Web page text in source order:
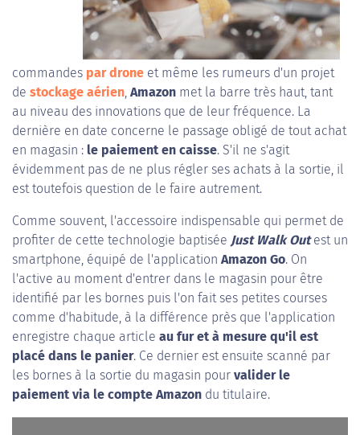
commandes par drone et même les rumeurs d'un projet
de stockage aérien, Amazon met la barre très haut, tant
au niveau des innovations que de leur fréquence. La
dernière en date concerne le passage obligé de tout achat
en magasin : le paiement en caisse. S'il ne s'agit
évidemment pas de ne plus régler ses achats à la sortie, il
est toutefois question de le faire autrement.
Comme souvent, l'accessoire indispensable qui permet de
profiter de cette technologie baptisée Just Walk Outest un
smartphone, équipé de l'application Amazon Go. On
l'active au moment d'entrer dans le magasin pour être
identifié par les bornes puis l'on fait ses petites courses
comme d'habitude, à la différence près que l'application
enregistre chaque article au fur et à mesure qu'il est
placé dans le panier. Ce dernier est ensuite scanné par
les bornes à la sortie du magasin pour valider le
paiement via le compte Amazon du titulaire.